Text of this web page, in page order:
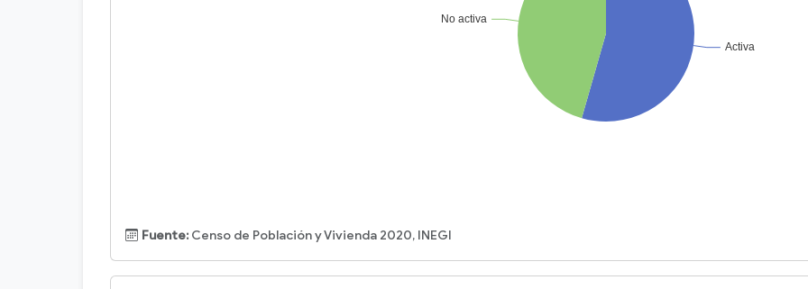
Fuente: Censo de Población y Vivienda 2020, INEGI